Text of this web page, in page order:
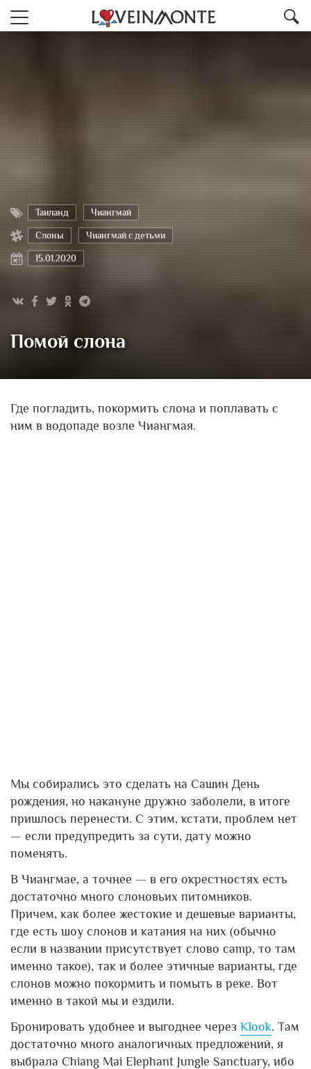
Таиланд Чиангмай
Слоны Чиангмай с детьми
15.01.2020
Помой слона
Где погладить, покормить слона и поплавать с
ним в водопаде возле Чиангмая.
Мы собирались это сделать на Сашин День
рождения, но накануне дружно заболели, в итоге
пришлось перенести. С этим, кстати, проблем нет
— если предупредить за сути, дату можно
поменять.
В Чиангмае, а точнее — в его окрестностях есть
достаточно много слоновьих питомников.
Причем, как более жестокие и дешевые варианты,
где есть шоу слонов и катания на них (обычно
если в названии присутствует слово camp, то там
именно такое), так и более этичные варианты, где
слонов можно покормить и помыть в реке. Вот
именно в такой мы и ездили.
Бронировать удобнее и выгоднее через Klook. Там
достаточно много аналогичных предложений, я
выбрала Chiang Mai Elephant Jungle Sanctuary, ибо